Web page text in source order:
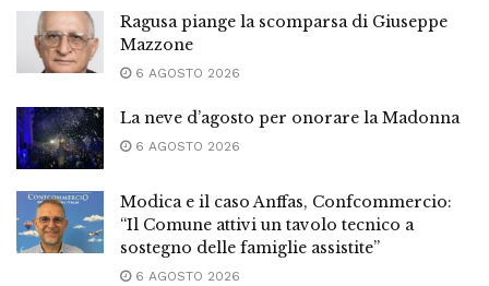
Ragusa piange la scomparsa di Giuseppe
Mazzone
6 AGOSTO 2026
La neve d’agosto per onorare la Madonna
6 AGOSTO 2026
Modica e il caso Anffas, Confcommercio:
“Il Comune attivi un tavolo tecnico a
sostegno delle famiglie assistite”
6 AGOSTO 2026